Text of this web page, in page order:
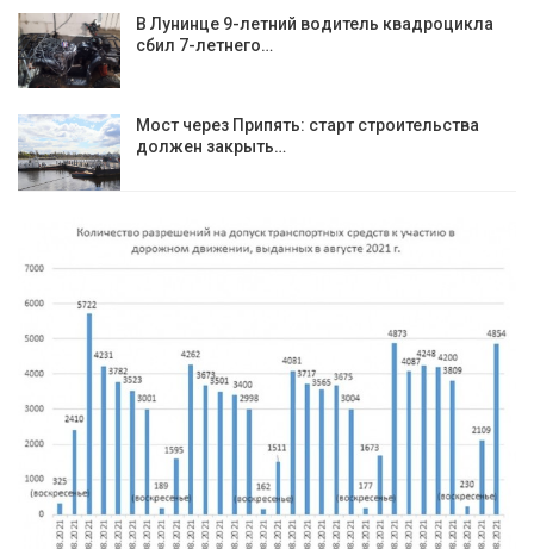
В Лунинце 9-летний водитель квадроцикла
сбил 7-летнего…
Мост через Припять: старт строительства
должен закрыть…